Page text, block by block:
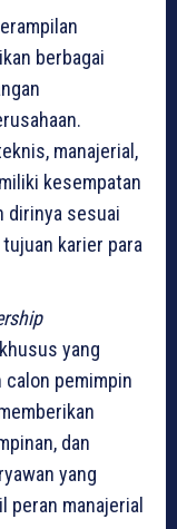
berbagai
manajerial,
kesempatan
dirinya sesuai
karier para
yang
pemimpin
dan
yang
peran manajerial